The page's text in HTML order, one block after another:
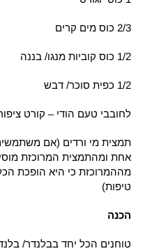
2/3 כוס מים קרים
1/2 כוס קוביות מנגו/ בננה
1/2 כפית סוכר/ דבש
לחובבי טעם הודי – קורט
תמצית מי ורדים (אם
טיפות)
הכנה
טוחנים הכל יחד בבלנדר/